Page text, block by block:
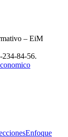
– EiM
234-84-56.
Enfoque